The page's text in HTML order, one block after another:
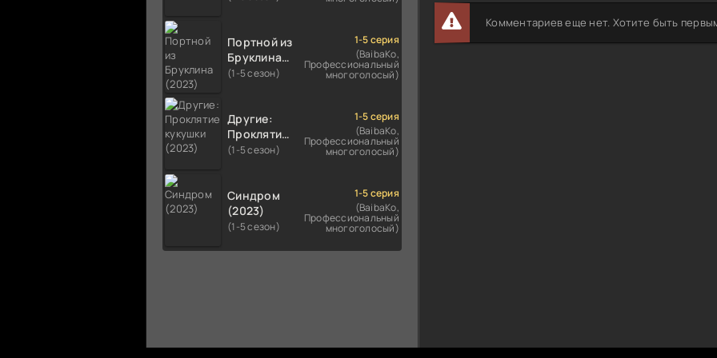
Портной из
Бруклина
(2023)
(1-5 сезон)
1-5 серия
(BaibaKo,
Профессиональный
многоголосый)
Другие:
Проклятие
кукушки
(1-5 сезон)
1-5 серия
(BaibaKo,
Профессиональный
многоголосый)
Синдром
(2023)
(1-5 сезон)
1-5 серия
(BaibaKo,
Профессиональный
многоголосый)
Комментариев еще нет. Хотите быть